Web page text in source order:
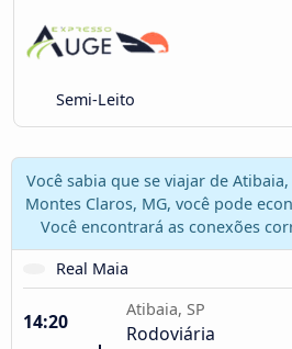
Semi-Leito
Você sabia que se viajar de Atibaia,
Montes Claros, MG, você pode
Você encontrará as conexões
Real Maia
14:20
Atibaia, SP
Rodoviária